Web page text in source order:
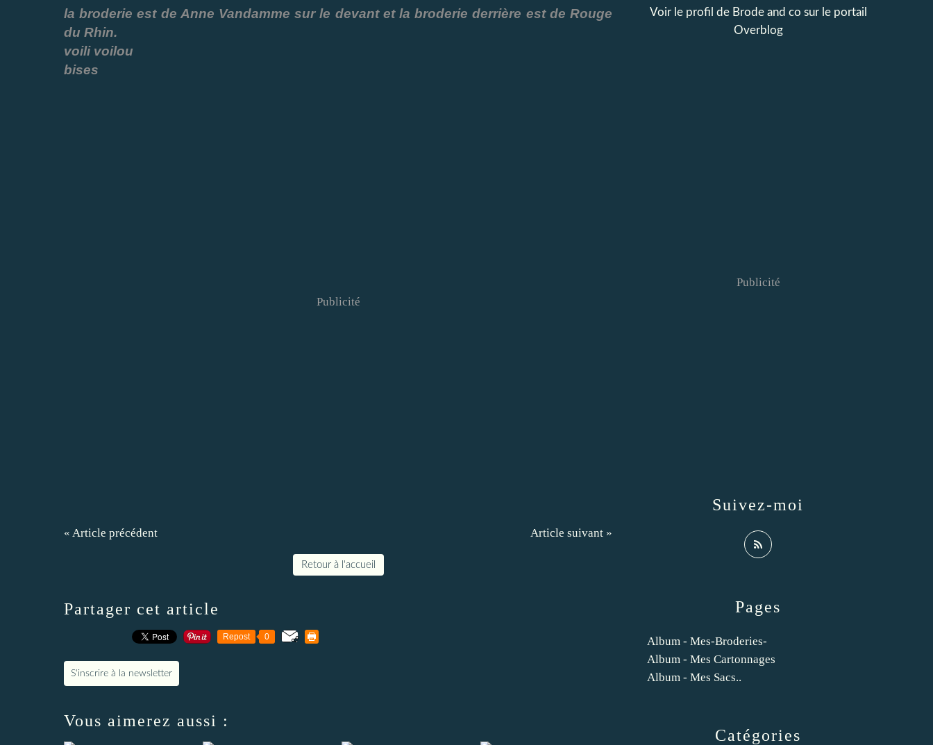
la broderie est de Anne Vandamme sur le devant et la broderie derrière est de Rouge
du Rhin.
voili voilou
bises
Publicité
« Article précédent Article suivant »
Retour à l'accueil
Partager cet article
Repost 0
S'inscrire à la newsletter
Vous aimerez aussi :
Catégories
Pages
Album - Mes-Broderies-
Album - Mes Cartonnages
Album - Mes Sacs..
Suivez-moi
Voir le profil de Brode and co sur le portail
Overblog
Publicité